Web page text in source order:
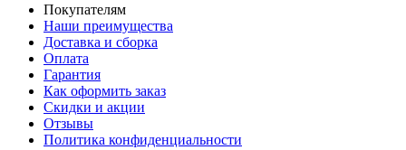
Покупателям
Наши преимущества
Доставка и сборка
Оплата
Гарантия
Как оформить заказ
Скидки и акции
Отзывы
Политика конфиденциальности